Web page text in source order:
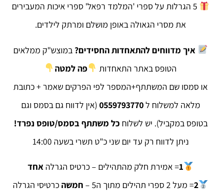
5 הגרלות על ספרי 'המלמד רפאל' ספרי איכות המעבירים
את מסרי הגאולה באופן מושלם ומרתק לילדים.
איך מדווחים להתאחדות החסידים? במוצש"ק ממלאים
הטופס באתר התאחדות
פה למטה
או סמסו שם המשתתף+המספר לפי הפרקים שאמר + כתובת
מלאה למשלוח ל0559793770 (אין לדווח גם בסמס וגם
בטופס במקביל). יש לשלוח כל משתתף בסמס/טופס נפרד!
ניתן לדווח רק עד יום שני כ"ט תשרי בשעה 14:00
1= אמירת חלק מהתהילים – כרטיס הגרלהאחד
2= מעל 2 ספרי תהילים מתוך ה5 – חמשהכרטיסי הגרלה